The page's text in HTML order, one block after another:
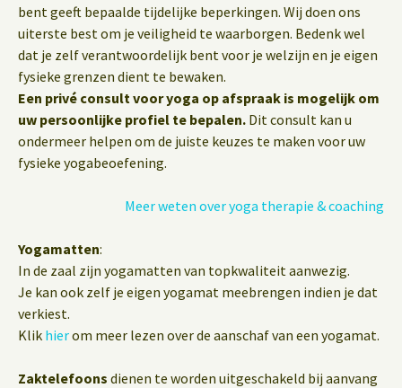
bent geeft bepaalde tijdelijke beperkingen. Wij doen ons
uiterste best om je veiligheid te waarborgen. Bedenk wel
dat je zelf verantwoordelijk bent voor je welzijn en je eigen
fysieke grenzen dient te bewaken.
Een privé consult voor yoga op afspraak is mogelijk om
uw persoonlijke profiel te bepalen. Dit consult kan u
ondermeer helpen om de juiste keuzes te maken voor uw
fysieke yogabeoefening.
Meer weten over yoga therapie & coaching
Yogamatten:
In de zaal zijn yogamatten van topkwaliteit aanwezig.
Je kan ook zelf je eigen yogamat meebrengen indien je dat
verkiest.
Klik hierom meer lezen over de aanschaf van een yogamat.
Zaktelefoons dienen te worden uitgeschakeld bij aanvang